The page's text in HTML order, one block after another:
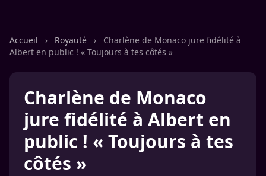
Accueil › Royauté ›
Charlène de Monaco jure fidélité à
Albert en public ! « Toujours à tes côtés »
Charlène de Monaco
jure fidélité à Albert en
public ! « Toujours à tes
côtés »